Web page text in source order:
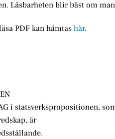
Läsbarheten blir bäst om
PDF kan hämtashär.
i statsverkspropositionen,
är